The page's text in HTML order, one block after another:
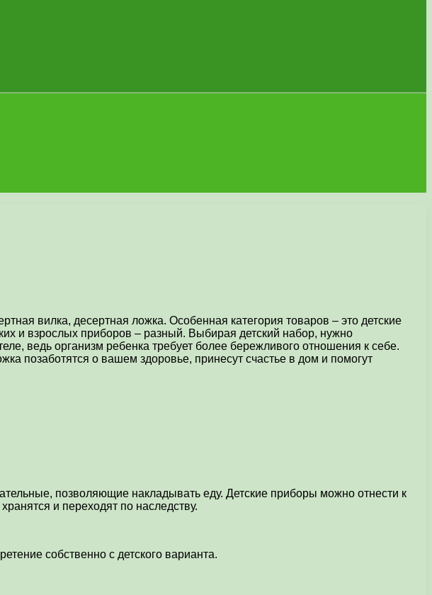
вилка, десертная ложка. Особенная категория товаров – это детские
и взрослых приборов – разный. Выбирая детский набор, нужно
ведь организм ребенка требует более бережливого отношения к себе.
позаботятся о вашем здоровье, принесут счастье в дом и помогут
позволяющие накладывать еду. Детские приборы можно отнести к
и переходят по наследству.
собственно с детского варианта.